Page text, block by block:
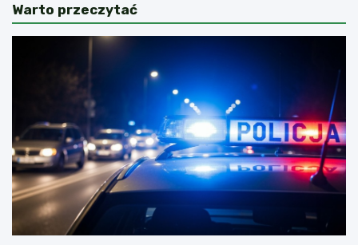
Warto przeczytać